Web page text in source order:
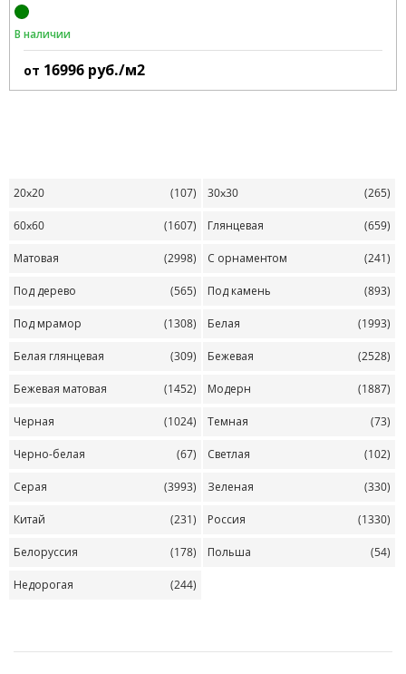
В наличии
от 16996 руб./м2
20x20 (107) 30x30 (265)
60x60 (1607) Глянцевая (659)
Матовая (2998) С орнаментом (241)
Под дерево (565) Под камень (893)
Под мрамор (1308) Белая (1993)
Белая глянцевая (309) Бежевая (2528)
Бежевая матовая (1452) Модерн (1887)
Черная (1024) Темная (73)
Черно-белая (67) Светлая (102)
Серая (3993) Зеленая (330)
Китай (231) Россия (1330)
Белоруссия (178) Польша (54)
Недорогая (244)